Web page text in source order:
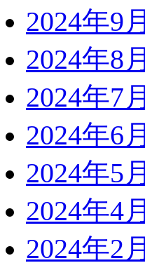
2024年9月
2024年8月
2024年7月
2024年6月
2024年5月
2024年4月
2024年2月